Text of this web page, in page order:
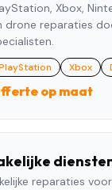
Xbox,
drone reparaties
Xbox
op maat
reparaties